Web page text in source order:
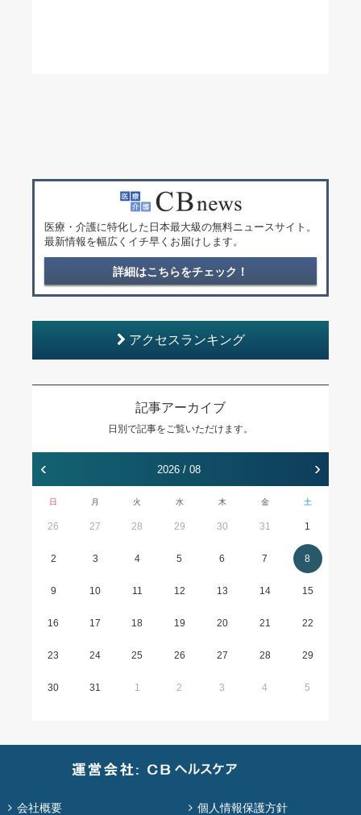
医療・介護に特化した日本最大級の無料ニュースサイト。
最新情報を幅広くイチ早くお届けします。
詳細はこちらをチェック！
アクセスランキング
記事アーカイブ
日別で記事をご覧いただけます。
‹ 2026 / 08 ›
日 月 火 水 木 金 土
26 27 28 29 30 31 1
2 3 4 5 6 7 8
9 10 11 12 13 14 15
16 17 18 19 20 21 22
23 24 25 26 27 28 29
30 31 1 2 3 4 5
会社概要 個人情報保護方針